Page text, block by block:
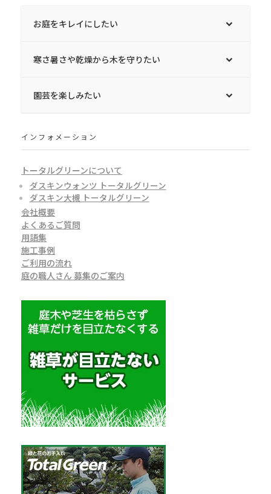
お庭をキレイにしたい
寒さ暑さや乾燥から木を守りたい
園芸を楽しみたい
インフォメーション
トータルグリーンについて
ダスキンウォンツ トータルグリーン
ダスキン大槻 トータルグリーン
会社概要
よくあるご質問
用語集
施工事例
ご利用の流れ
庭の職人さん 募集のご案内